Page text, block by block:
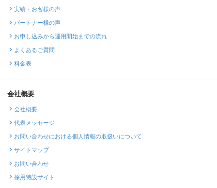
実績・お客様の声
パートナー様の声
お申し込みから運用開始までの流れ
よくあるご質問
料金表
会社概要
会社概要
代表メッセージ
お問い合わせにおける個人情報の取扱いについて
サイトマップ
お問い合わせ
採用特設サイト